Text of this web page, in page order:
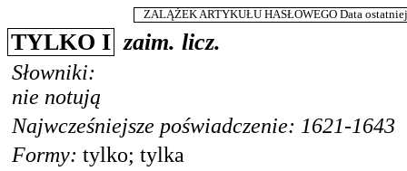
ZALĄŻEK ARTYKUŁU HASŁOWEGO Data
TYLKO I zaim. licz.
Słowniki:
nie notują
Najwcześniejsze poświadczenie: 1621-1643
Formy: tylko; tylka